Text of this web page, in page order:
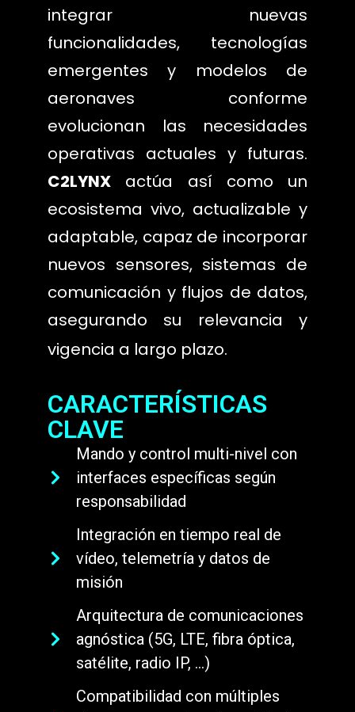
integrar nuevas
funcionalidades, tecnologías
emergentes y modelos de
aeronaves conforme
evolucionan las necesidades
operativas actuales y futuras.
C2LYNX actúa así como un
ecosistema vivo, actualizable y
adaptable, capaz de incorporar
nuevos sensores, sistemas de
comunicación y flujos de datos,
asegurando su relevancia y
vigencia a largo plazo.
CARACTERÍSTICAS
CLAVE
Mando y control multi-nivel con
interfaces específicas según
responsabilidad
Integración en tiempo real de
vídeo, telemetría y datos de
misión
Arquitectura de comunicaciones
agnóstica (5G, LTE, fibra óptica,
satélite, radio IP, ...)
Compatibilidad con múltiples